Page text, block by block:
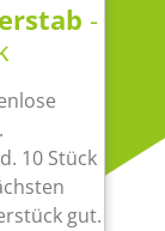
-
10 Stück
gut.